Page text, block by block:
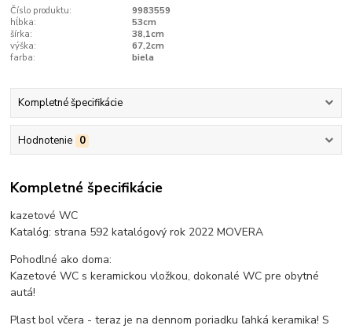
Číslo produktu:
9983559
hĺbka:
53cm
šírka:
38,1cm
výška:
67,2cm
farba:
biela
Kompletné špecifikácie
Hodnotenie 0
Kompletné špecifikácie
kazetové WC
Katalóg: strana 592 katalógový rok 2022 MOVERA
Pohodlné ako doma:
Kazetové WC s keramickou vložkou, dokonalé WC pre obytné
autá!
Plast bol včera - teraz je na dennom poriadku ľahká keramika! S